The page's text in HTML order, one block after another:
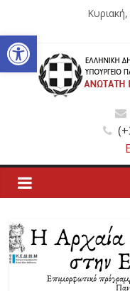
Ανοίξτε τη γραμμή εργαλείων
περιεχόμενο
Ανώτατη
Εκκλησιαστική